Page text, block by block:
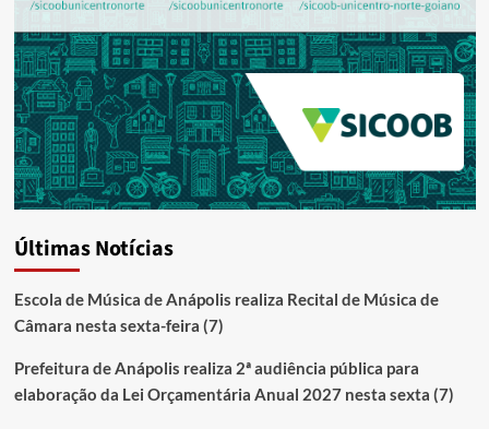
Últimas Notícias
Escola de Música de Anápolis realiza Recital de Música de
Câmara nesta sexta-feira (7)
Prefeitura de Anápolis realiza 2ª audiência pública para
elaboração da Lei Orçamentária Anual 2027 nesta sexta (7)